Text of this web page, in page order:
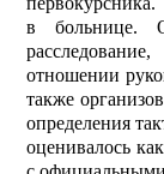
в больнице.
отношении
также
определения
оценивалось